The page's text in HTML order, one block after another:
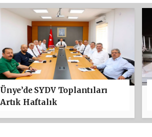
Ünye’de SYDV Toplantıları
Artık Haftalık